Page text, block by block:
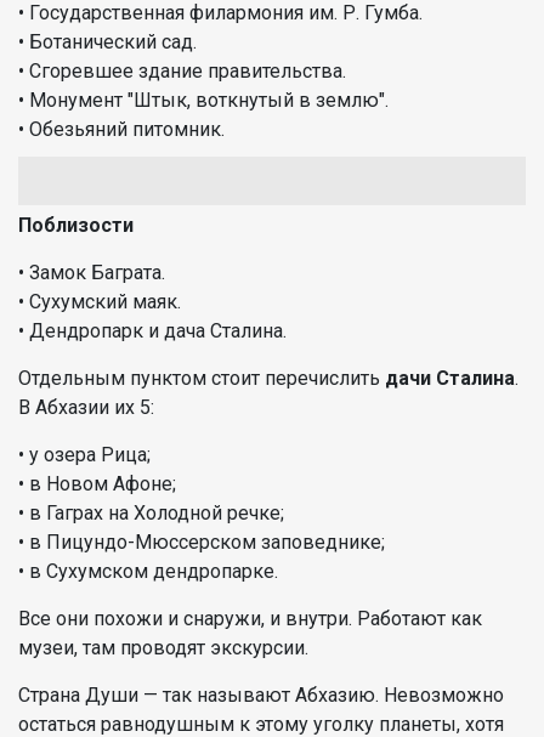
• Государственная филармония им. Р. Гумба.
• Ботанический сад.
• Сгоревшее здание правительства.
• Монумент "Штык, воткнутый в землю".
• Обезьяний питомник.
Поблизости
• Замок Баграта.
• Сухумский маяк.
• Дендропарк и дача Сталина.
Отдельным пунктом стоит перечислить дачи Сталина.
В Абхазии их 5:
• у озера Рица;
• в Новом Афоне;
• в Гаграх на Холодной речке;
• в Пицундо-Мюссерском заповеднике;
• в Сухумском дендропарке.
Все они похожи и снаружи, и внутри. Работают как
музеи, там проводят экскурсии.
Страна Души — так называют Абхазию. Невозможно
остаться равнодушным к этому уголку планеты, хотя